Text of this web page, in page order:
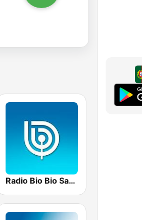
Radio Bio Bio Santiago